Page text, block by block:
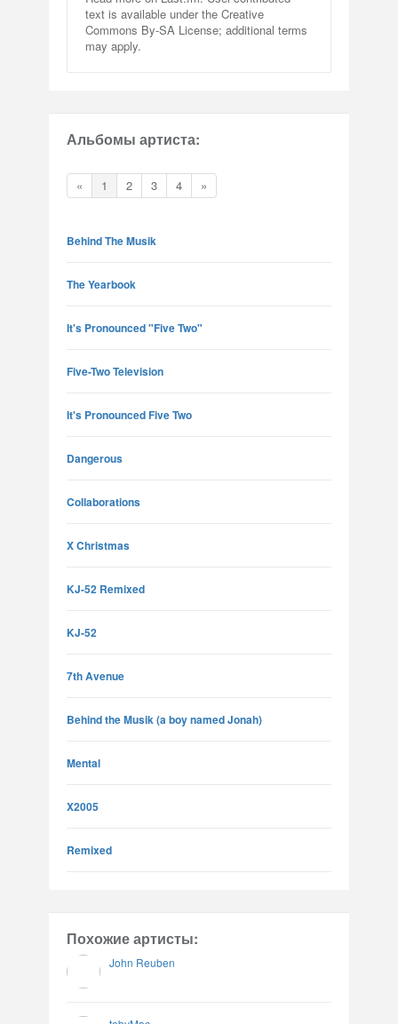
text is available under the Creative
Commons By-SA License; additional terms
may apply.
Альбомы артиста:
« 1 2 3 4 »
Behind The Musik
The Yearbook
It's Pronounced "Five Two"
Five-Two Television
It's Pronounced Five Two
Dangerous
Collaborations
X Christmas
KJ-52 Remixed
KJ-52
7th Avenue
Behind the Musik (a boy named Jonah)
Mental
X2005
Remixed
Похожие артисты:
John Reuben